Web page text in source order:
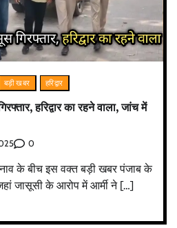
बड़ी खबर हरिद्वार
हरिद्वार का रहने वाला, जांच में
0
के बीच इस वक्त बड़ी खबर पंजाब के
जासूसी के आरोप में आर्मी ने […]